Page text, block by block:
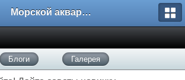
Морской аквариум. Форумы ReefCentral.ru
Блоги Галерея